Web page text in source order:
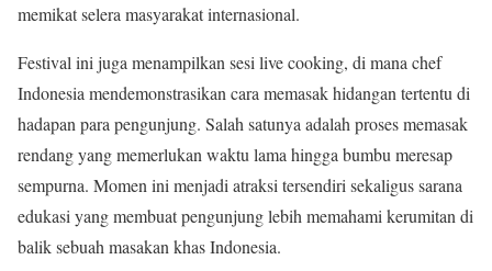
memikat selera masyarakat internasional.
Festival ini juga menampilkan sesi live cooking, di mana chef
Indonesia mendemonstrasikan cara memasak hidangan tertentu di
hadapan para pengunjung. Salah satunya adalah proses memasak
rendang yang memerlukan waktu lama hingga bumbu meresap
sempurna. Momen ini menjadi atraksi tersendiri sekaligus sarana
edukasi yang membuat pengunjung lebih memahami kerumitan di
balik sebuah masakan khas Indonesia.